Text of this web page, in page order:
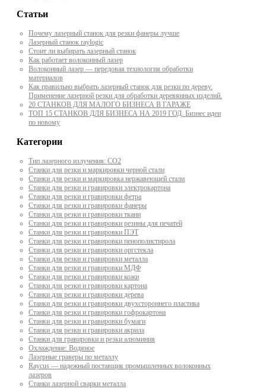
Статьи
Почему лазерный станок для резки фанеры лучше
Лазерный станок raylogic
Стоит ли выбирать лазерный станок
Как работает волоконный лазер
Волоконный лазер — передовая технология обработки
материалов
Как правильно выбрать лазерный станок для резки по дереву.
Применение лазерной резки для обработки деревянных изделий.
20 СТАНКОВ ДЛЯ МАЛОГО БИЗНЕСА В ГАРАЖЕ
ТОП 15 СТАНКОВ ДЛЯ БИЗНЕСА НА 2019 ГОД. Бизнес идеи
по новому
Категории
Тип лазерного излучения: СО2
Станки для резки и маркировки черной стали
Станки для резки и маркировка нержавеющей стали
Станки для резки и гравировки электрокартона
Станки для резки и гравировки фетра
Станки для резки и гравировки фанеры
Станки для резки и гравировки ткани
Станки для резки и гравировки резины для печатей
Станки для резки и гравировки ПЭТ
Станки для резки и гравировки пенополистирола
Станки для резки и гравировки оргстекла
Станки для резки и гравировки металла
Станки для резки и гравировки МДФ
Станки для резки и гравировки кожи
Станки для резки и гравировки картона
Станки для резки и гравировки дерева
Станки для резки и гравировки двухстороннего пластика
Станки для резки и гравировки гофрокартона
Станки для резки и гравировки бумаги
Станки для резки и гравировки акрила
Станки для гравировки и резки алюминия
Охлаждение: Водяное
Лазерные граверы по металлу
Raycus — надежный поставщик промышленных волоконных
лазеров
Cтанки лазерной сварки металла